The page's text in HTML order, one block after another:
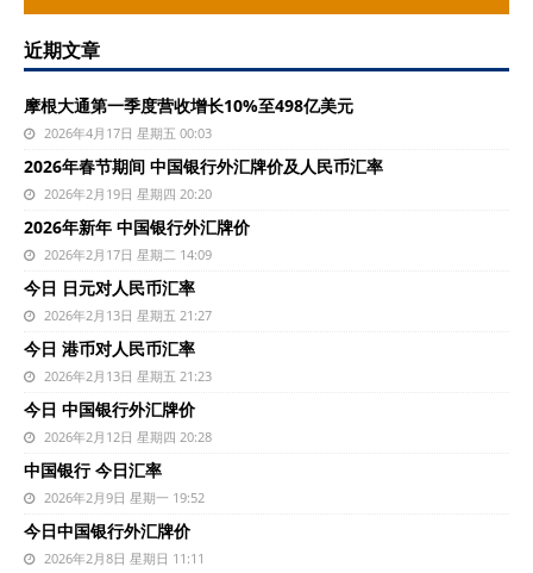
近期文章
摩根大通第一季度营收增长10%至498亿美元
2026年4月17日 星期五 00:03
2026年春节期间 中国银行外汇牌价及人民币汇率
2026年2月19日 星期四 20:20
2026年新年 中国银行外汇牌价
2026年2月17日 星期二 14:09
今日 日元对人民币汇率
2026年2月13日 星期五 21:27
今日 港币对人民币汇率
2026年2月13日 星期五 21:23
今日 中国银行外汇牌价
2026年2月12日 星期四 20:28
中国银行 今日汇率
2026年2月9日 星期一 19:52
今日中国银行外汇牌价
2026年2月8日 星期日 11:11